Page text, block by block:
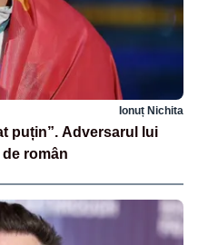
Ionuț Nichita
puțin”. Adversarul lui
român